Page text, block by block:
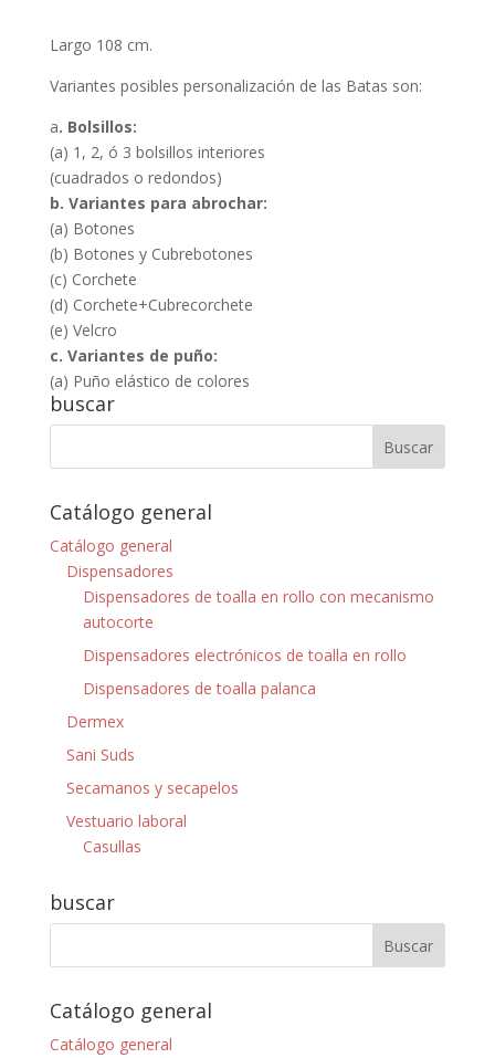
Largo 108 cm.
Variantes posibles personalización de las Batas son:
a. Bolsillos:
(a) 1, 2, ó 3 bolsillos interiores
(cuadrados o redondos)
b. Variantes para abrochar:
(a) Botones
(b) Botones y Cubrebotones
(c) Corchete
(d) Corchete+Cubrecorchete
(e) Velcro
c. Variantes de puño:
(a) Puño elástico de colores
buscar
Catálogo general
Catálogo general
Dispensadores
Dispensadores de toalla en rollo con mecanismo
autocorte
Dispensadores electrónicos de toalla en rollo
Dispensadores de toalla palanca
Dermex
Sani Suds
Secamanos y secapelos
Vestuario laboral
Casullas
buscar
Catálogo general
Catálogo general